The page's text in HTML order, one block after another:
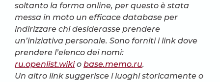
soltanto la forma online, per questo è stata
messa in moto un efficace database per
indirizzare chi desiderasse prendere
un’iniziativa personale. Sono forniti i link dove
prendere l’elenco dei nomi:
ru.openlist.wikio base.memo.ru.
Un altro link suggerisce i luoghi storicamente o